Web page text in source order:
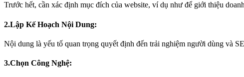
Trước hết, cần xác định mục đích của website, ví dụ như để giới thiệu
2.Lập Kế Hoạch Nội Dung:
Nội dung là yếu tố quan trọng quyết định đến trải nghiệm người dùng và
3.Chọn Công Nghệ: